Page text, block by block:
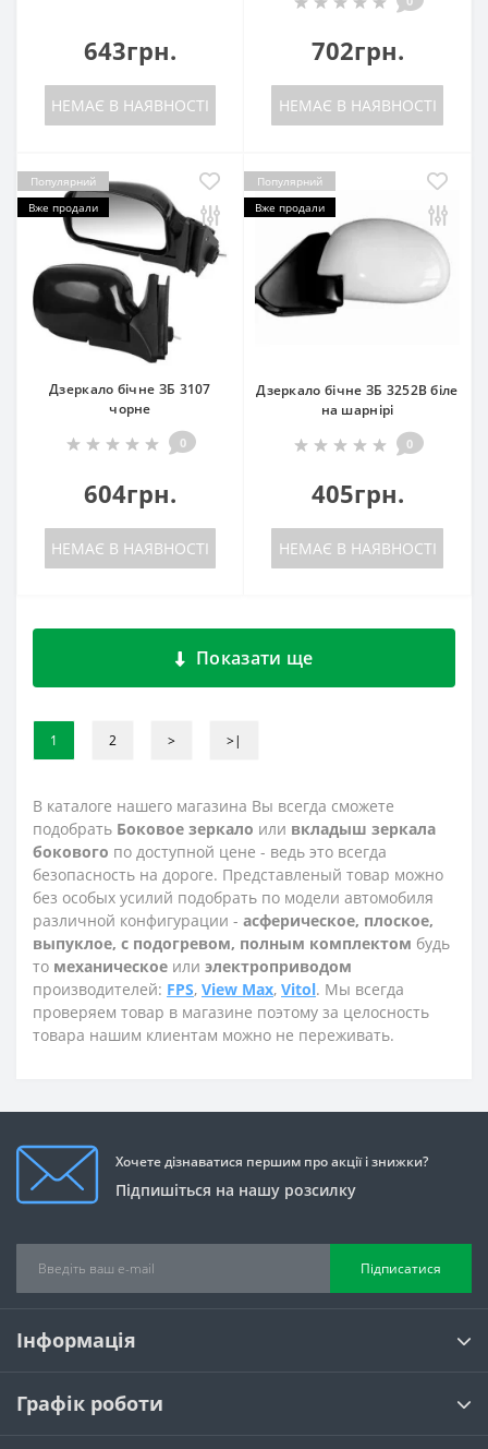
643грн.
НЕМАЄ В НАЯВНОСТІ
702грн.
НЕМАЄ В НАЯВНОСТІ
Популярний
Вже продали
Дзеркало бічне ЗБ 3107
чорне
0
604грн.
НЕМАЄ В НАЯВНОСТІ
Популярний
Вже продали
Дзеркало бічне ЗБ 3252B біле
на шарнірі
0
405грн.
НЕМАЄ В НАЯВНОСТІ
Показати ще
1 2 > >|
В каталоге нашего магазина Вы всегда сможете
подобрать Боковое зеркало или вкладыш зеркала
бокового по доступной цене - ведь это всегда
безопасность на дороге. Представленый товар можно
без особых усилий подобрать по модели автомобиля
различной конфигурации - асферическое, плоское,
выпуклое, с подогревом, полным комплектом будь
то механическое или электроприводом
производителей: FPS, View Max, Vitol. Мы всегда
проверяем товар в магазине поэтому за целосность
товара нашим клиентам можно не переживать.
Хочете дізнаватися першим про акції і знижки?
Підпишіться на нашу розсилку
Підписатися
Інформація
Графік роботи